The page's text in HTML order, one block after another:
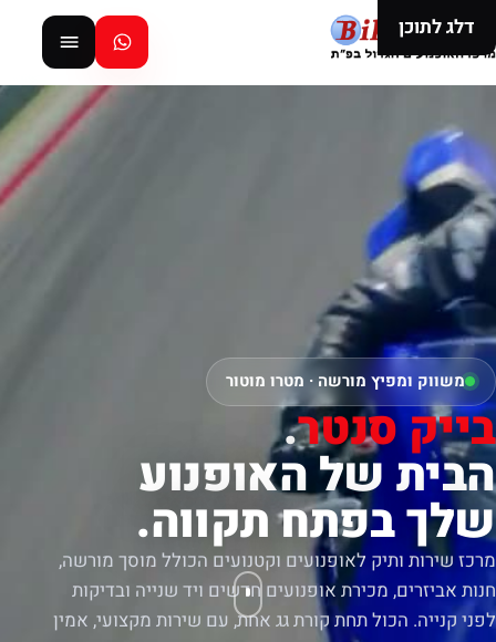
דלג לתוכן
משווק ומפיץ מורשה · מטרו מוטור
בייק סנטר.
הבית של האופנוע
שלך בפתח תקווה.
מרכז שירות ותיק לאופנועים וקטנועים הכולל מוסך מורשה,
חנות אביזרים, מכירת אופנועים חדשים ויד שנייה ובדיקות
לפני קנייה. הכול תחת קורת גג אחת, עם שירות מקצועי, אמין